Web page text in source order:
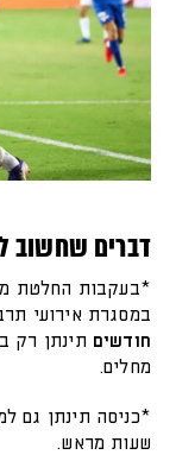
דברים שחשוב
*בעקבות החלטת
במסגרת אירועי
חודשים תינתן רק
מחלים.
*כניסה תינתן גם
שעות מראש.